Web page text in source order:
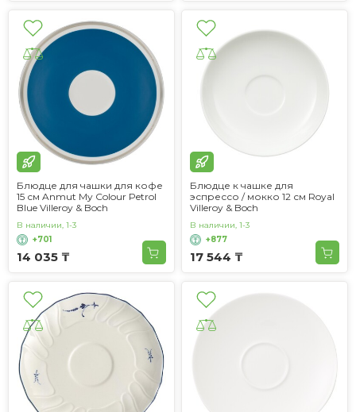
Блюдце для чашки для кофе
15 см Anmut My Colour Petrol
Blue Villeroy & Boch
14 035 ₸
В наличии, 1-3
+701
Блюдце к чашке для
эспрессо / мокко 12 см Royal
Villeroy & Boch
17 544 ₸
В наличии, 1-3
+877